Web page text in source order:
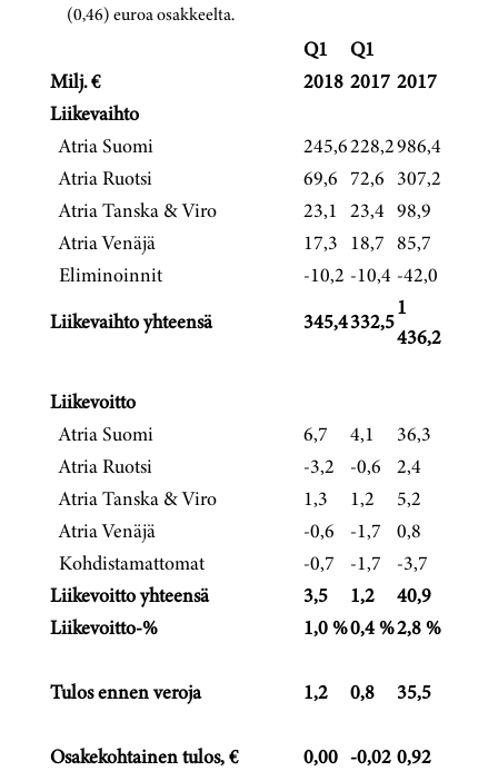
(0,46) euroa osakkeelta.
Q1
Q1
Milj. €
2018 2017 2017
Liikevaihto
Atria Suomi
245,6228,2986,4
Atria Ruotsi
69,6 72,6 307,2
Atria Tanska & Viro
23,1 23,4 98,9
Atria Venäjä
17,3 18,7 85,7
Eliminoinnit
-10,2 -10,4 -42,0
Liikevaihto yhteensä
345,4332,51
436,2
Liikevoitto
Atria Suomi
6,7 4,1
36,3
Atria Ruotsi
-3,2 -0,6 2,4
Atria Tanska & Viro
1,3 1,2
5,2
Atria Venäjä
-0,6 -1,7 0,8
Kohdistamattomat
-0,7 -1,7
-3,7
Liikevoitto yhteensä
3,5 1,2
40,9
Liikevoitto-%
1,0 %0,4 %2,8 %
Tulos ennen veroja 1,2 0,8 35,5
Osakekohtainen tulos, € 0,00 -0,020,92